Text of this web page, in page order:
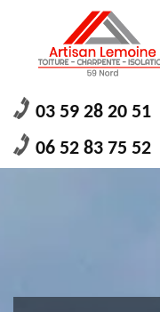
03 59 28 20 51
06 52 83 75 52